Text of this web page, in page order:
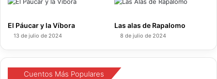
El Páucar y la Víbora
13 de julio de 2024
Las alas de Rapalomo
8 de julio de 2024
Cuentos Más Populares